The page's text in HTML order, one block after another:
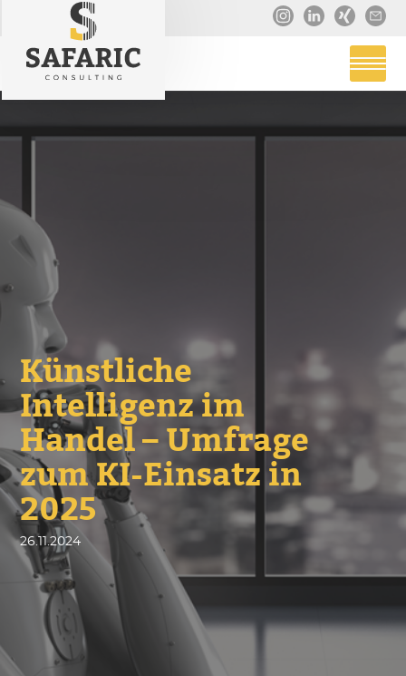
Künstliche
Intelligenz im
Handel – Umfrage
zum KI-Einsatz in
2025
26.11.2024